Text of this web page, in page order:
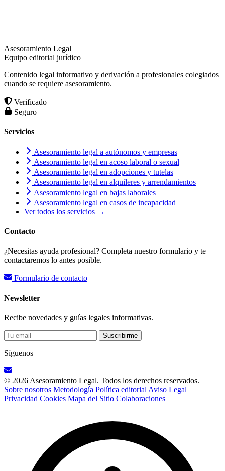
Asesoramiento Legal
Equipo editorial jurídico
Contenido legal informativo y derivación a profesionales colegiados
cuando se requiere asesoramiento.
Verificado
Seguro
Servicios
Asesoramiento legal a autónomos y empresas
Asesoramiento legal en acoso laboral o sexual
Asesoramiento legal en adopciones y tutelas
Asesoramiento legal en alquileres y arrendamientos
Asesoramiento legal en bajas laborales
Asesoramiento legal en casos de incapacidad
Ver todos los servicios →
Contacto
¿Necesitas ayuda profesional? Completa nuestro formulario y te
contactaremos lo antes posible.
Formulario de contacto
Newsletter
Recibe novedades y guías legales informativas.
Suscribirme
Síguenos
© 2026 Asesoramiento Legal. Todos los derechos reservados.
Sobre nosotros Metodología Política editorial Aviso Legal
Privacidad Cookies Mapa del Sitio Colaboraciones